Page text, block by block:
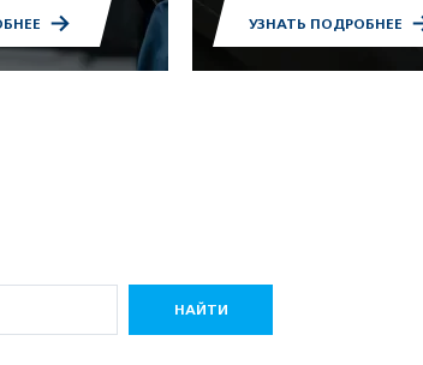
УЗНАТЬ ПОДРОБНЕЕ
НАЙТИ